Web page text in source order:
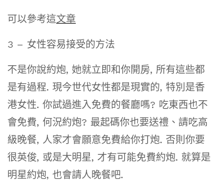
可以參考這文章
3 – 女性容易接受的方法
不是你說約炮, 她就立即和你開房, 所有這些都
是有過程. 現今世代女性都是現實的, 特別是香
港女性. 你試過進入免費的餐廳嗎? 吃東西也不
會免費, 何況約炮? 最起碼你也要送禮、請吃高
級晚餐, 人家才會願意免費給你打炮. 否則你要
很英俊, 或是大明星, 才有可能免費約炮. 就算是
明星約炮, 也會請人晚餐吧.